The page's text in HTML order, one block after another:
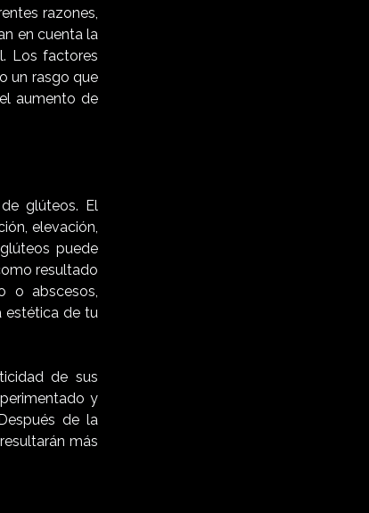
razones,
en cuenta la
Los factores
un rasgo que
aumento de
glúteos. El
elevación,
puede
resultado
o abscesos,
estética de tu
de sus
y
de la
más